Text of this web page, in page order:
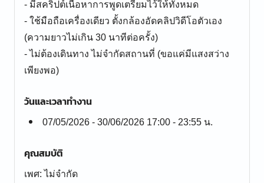
- มีสคริปต์เนื้อหาการพูดเตรียมไว้ให้ทั้งหมด
- ใช้มือถือเครื่องเดียว ตั้งกล้องอัดคลิปวิดีโอตัวเอง
(ความยาวไม่เกิน 30 นาทีต่อครั้ง)
- ไม่ต้องเดินทาง ไม่จำกัดสถานที่ (ขอแค่มีแสงสว่าง
เพียงพอ)
วันและเวลาทำงาน
07/05/2026 - 30/06/2026 17:00 - 23:55 น.
คุณสมบัติ
เพศ: ไม่จำกัด